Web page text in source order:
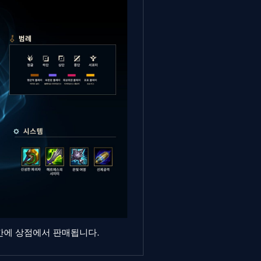
상점에서 판매됩니다.